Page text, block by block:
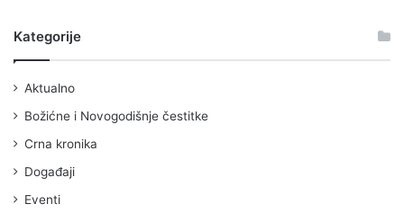
Kategorije
Aktualno
Božićne i Novogodišnje čestitke
Crna kronika
Događaji
Eventi